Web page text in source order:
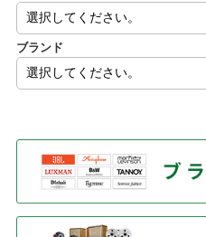
ブランド